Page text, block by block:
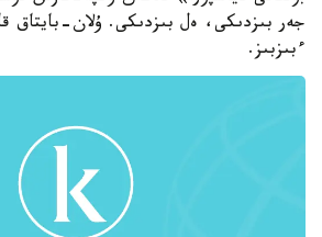
جەر بىزدىكى، ەل بىزدىكى. ۇلان-بايتاق
ءبىزبىز.